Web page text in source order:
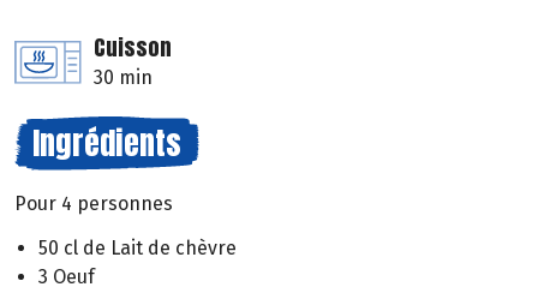
Cuisson
30 min
Ingrédients
Pour 4 personnes
50 cl de Lait de chèvre
3 Oeuf